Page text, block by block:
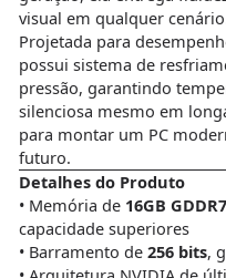
visual em qualquer
Projetada para
possui sistema de
pressão, garantindo
silenciosa mesmo em
para montar um PC
futuro.
Detalhes do Produto
• Memória de 16GB GDDR7
capacidade superiores
• Barramento de 256 bits,